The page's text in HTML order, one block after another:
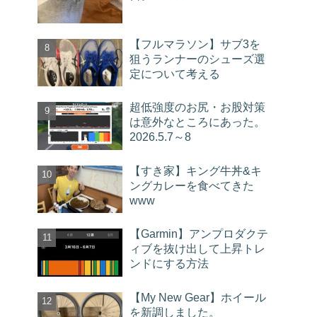
【フルマラソン】サブ3を
狙うランナーのシューズ選
定について考える
超低強度のお尻・お股対策
は意外なところにあった。
2026.5.7～8
【すき家】キング牛丼&キ
ングカレーを食べてきた
www
【Garmin】アンプロダクテ
ィブを抜け出して上昇トレ
ンドにする方法
【My New Gear】ホイール
を新調しました。